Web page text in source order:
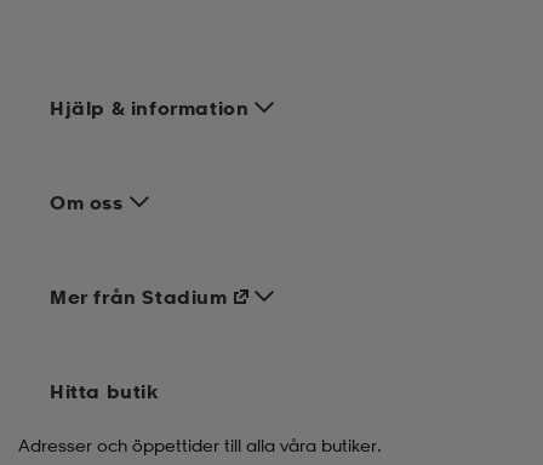
Hjälp & information
Om oss
Mer från Stadium
Hitta butik
Adresser och öppettider till alla våra butiker.